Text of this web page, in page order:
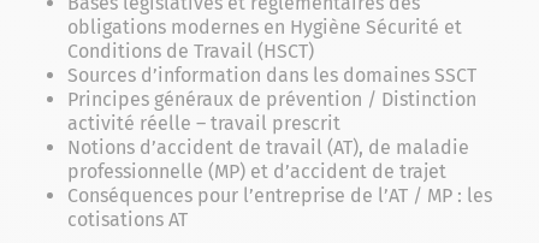
obligations modernes en Hygiène Sécurité et
Conditions de Travail (HSCT)
Sources d’information dans les domaines SSCT
Principes généraux de prévention / Distinction
activité réelle – travail prescrit
Notions d’accident de travail (AT), de maladie
professionnelle (MP) et d’accident de trajet
Conséquences pour l’entreprise de l’AT / MP : les
cotisations AT